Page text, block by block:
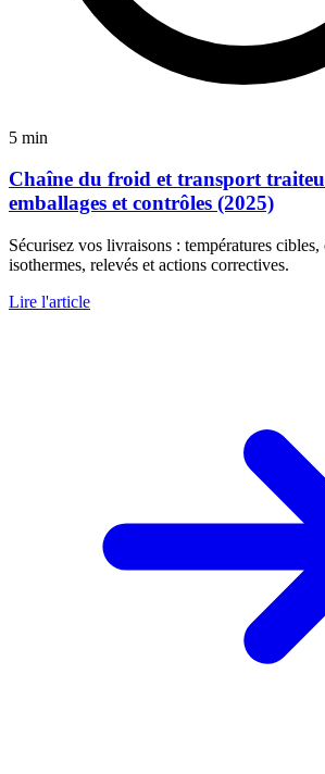
5 min
Chaîne du froid et transport
emballages et contrôles (2025)
Sécurisez vos livraisons : températures cibles,
isothermes, relevés et actions correctives.
Lire l'article